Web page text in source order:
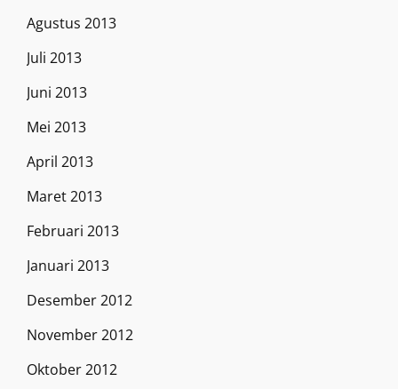
Agustus 2013
Juli 2013
Juni 2013
Mei 2013
April 2013
Maret 2013
Februari 2013
Januari 2013
Desember 2012
November 2012
Oktober 2012